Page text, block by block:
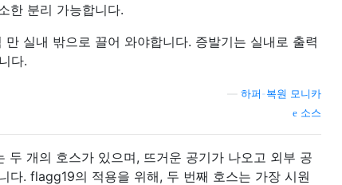
한 분리 가능합니다.
실내 밖으로 끌어 와야합니다. 증발기는 실내로 출력
다.
하퍼-복원 모니카
소스
두 개의 호스가 있으며, 뜨거운 공기가 나오고 외부 공
다. flagg19의 적용을 위해, 두 번째 호스는 가장 시원